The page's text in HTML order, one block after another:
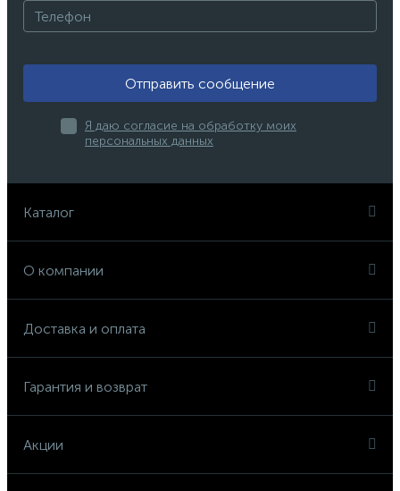
Отправить сообщение
Я даю согласие на обработку моих
персональных данных
Каталог
О компании
Доставка и оплата
Гарантия и возврат
Акции